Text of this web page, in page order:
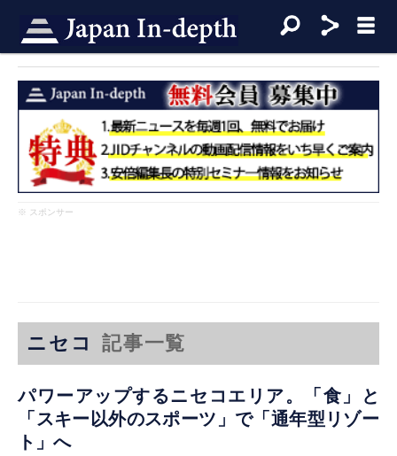
※ スポンサー
ニセコ 記事一覧
パワーアップするニセコエリア。「食」と
「スキー以外のスポーツ」で「通年型リゾー
ト」へ